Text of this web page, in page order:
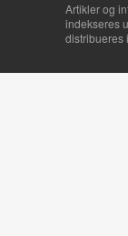
Artikler og
indekseres
distribueres